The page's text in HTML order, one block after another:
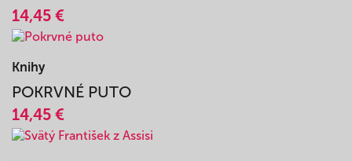
Knihy
SPEV DUCHA
14,45 €
Knihy